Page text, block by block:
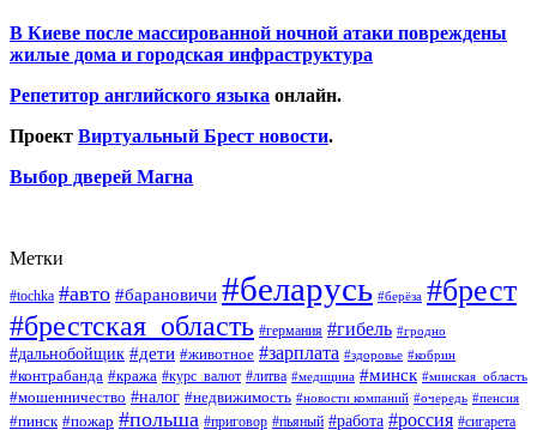
В Киеве после массированной ночной атаки повреждены
жилые дома и городская инфраструктура
Репетитор английского языка онлайн.
Проект Виртуальный Брест новости.
Выбор дверей Магна
Метки
#tochka #авто #барановичи #беларусь #берёза #брест
#брестская_область #германия #гибель #гродно
#дальнобойщик #дети #животное #зарплата #здоровье #кобрин
#контрабанда #кража #курс_валют #литва #медицина #минск #минская_область
#мошенничество #налог #недвижимость #новости компаний #очередь #пенсия
#пинск #пожар #польша #приговор #пьяный #работа #россия #сигарета